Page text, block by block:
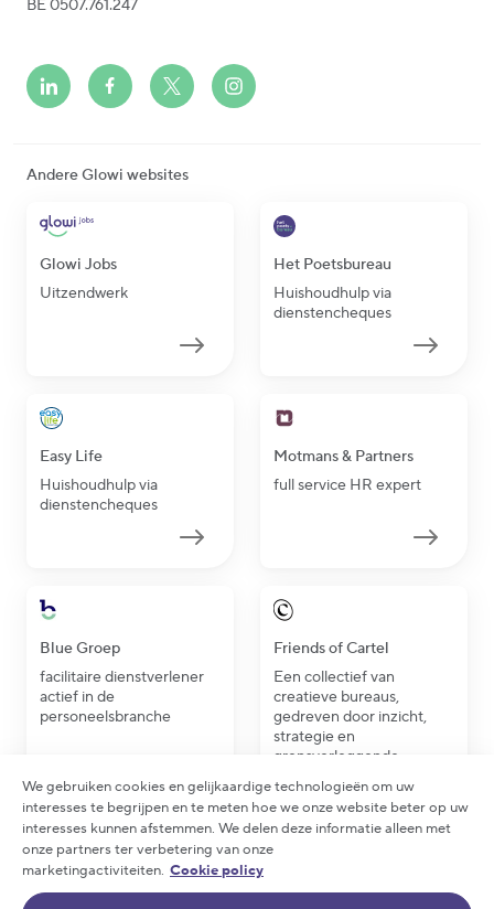
BE 0507.761.247
Andere Glowi websites
Glowi Jobs
Uitzendwerk
Het Poetsbureau
Huishoudhulp via
dienstencheques
Easy Life
Huishoudhulp via
dienstencheques
Motmans & Partners
full service HR expert
Blue Groep
facilitaire dienstverlener
actief in de
personeelsbranche
Friends of Cartel
Een collectief van
creatieve bureaus,
gedreven door inzicht,
strategie en
grensverleggende
creativiteit.
We gebruiken cookies en gelijkaardige technologieën om uw
interesses te begrijpen en te meten hoe we onze website beter op uw
interesses kunnen afstemmen. We delen deze informatie alleen met
onze partners ter verbetering van onze
marketingactiviteiten. Cookie policy